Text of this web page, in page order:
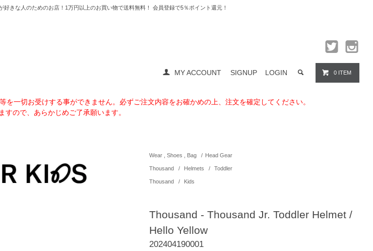
きな人のためのお店！1万円以上のお買い物で送料無料！ 会員登録で5％ポイント還元！
MY ACCOUNT SIGNUP LOGIN 0 ITEM
一切お受けする事ができません。必ずご注文内容をお確かめの上、注文を確定してください。
ので、あらかじめご了承願います。
Wear , Shoes , Bag / Head Gear
Thousand / Helmets / Toddler
Thousand / Kids
Thousand - Thousand Jr. Toddler Helmet /
Hello Yellow
202404190001